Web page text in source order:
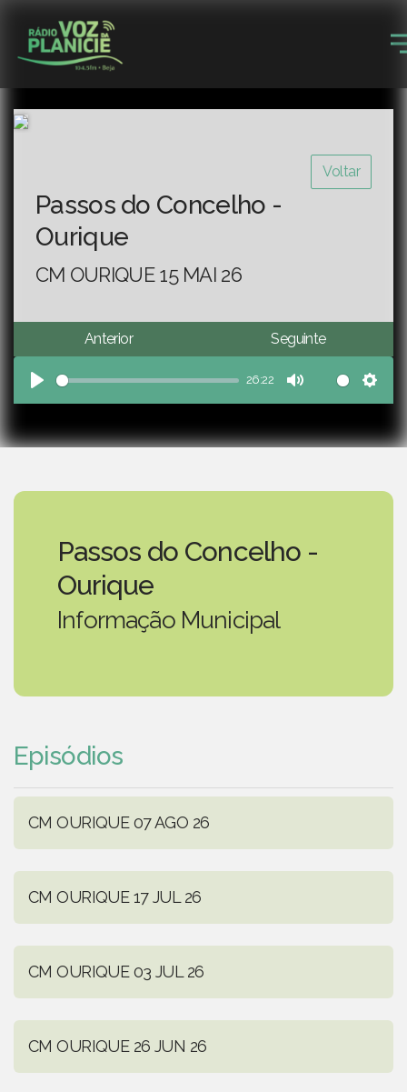
Voltar
Passos do Concelho -
Ourique
CM OURIQUE 15 MAI 26
Anterior Seguinte
Play
26:22
Mute
Passos do Concelho -
Ourique
Informação Municipal
Episódios
CM OURIQUE 07 AGO 26
CM OURIQUE 17 JUL 26
CM OURIQUE 03 JUL 26
CM OURIQUE 26 JUN 26